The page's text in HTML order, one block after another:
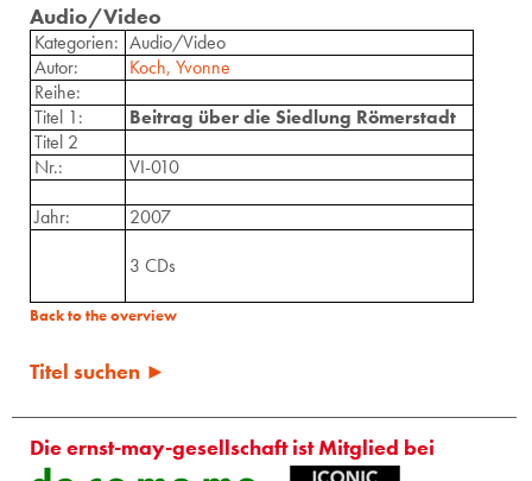
Audio/Video
Kategorien: Audio/Video
Autor:
Koch, Yvonne
Reihe:
Titel 1:
Beitrag über die Siedlung Römerstadt
Titel 2
Nr.:
VI-010
Jahr:
2007
3 CDs
Back to the overview
Titel suchen ►
Die ernst-may-gesellschaft ist Mitglied bei